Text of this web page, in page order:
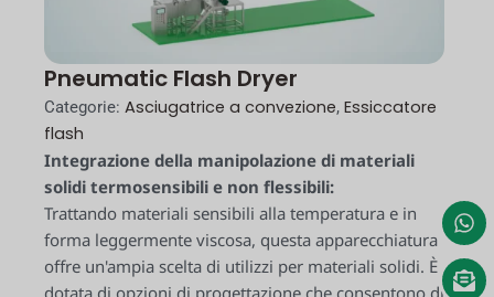
Pneumatic Flash Dryer
Categorie: Asciugatrice a convezione, Essiccatore
flash
Integrazione della manipolazione di materiali
solidi termosensibili e non flessibili:
Trattando materiali sensibili alla temperatura e in
forma leggermente viscosa, questa apparecchiatura
offre un'ampia scelta di utilizzi per materiali solidi. È
dotata di opzioni di progettazione che consentono di